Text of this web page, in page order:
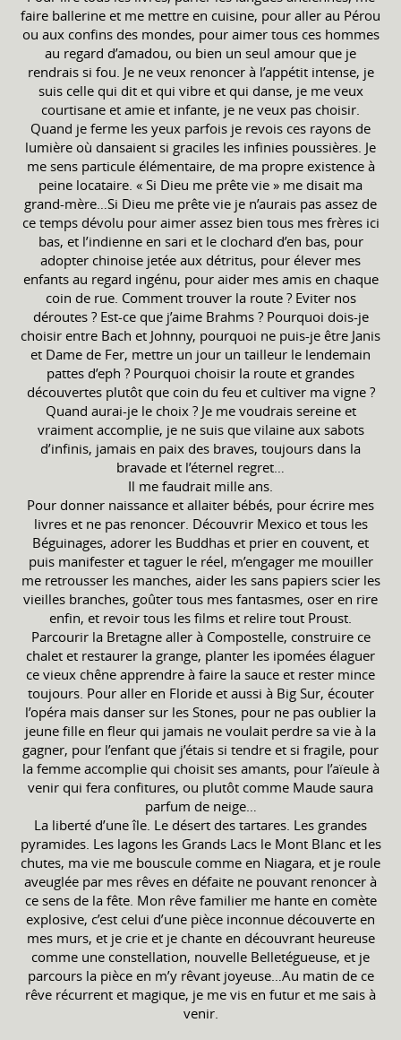
faire ballerine et me mettre en cuisine, pour aller au Pérou
ou aux confins des mondes, pour aimer tous ces hommes
au regard d’amadou, ou bien un seul amour que je
rendrais si fou. Je ne veux renoncer à l’appétit intense, je
suis celle qui dit et qui vibre et qui danse, je me veux
courtisane et amie et infante, je ne veux pas choisir.
Quand je ferme les yeux parfois je revois ces rayons de
lumière où dansaient si graciles les infinies poussières. Je
me sens particule élémentaire, de ma propre existence à
peine locataire. « Si Dieu me prête vie » me disait ma
grand-mère…Si Dieu me prête vie je n’aurais pas assez de
ce temps dévolu pour aimer assez bien tous mes frères ici
bas, et l’indienne en sari et le clochard d’en bas, pour
adopter chinoise jetée aux détritus, pour élever mes
enfants au regard ingénu, pour aider mes amis en chaque
coin de rue. Comment trouver la route ? Eviter nos
déroutes ? Est-ce que j’aime Brahms ? Pourquoi dois-je
choisir entre Bach et Johnny, pourquoi ne puis-je être Janis
et Dame de Fer, mettre un jour un tailleur le lendemain
pattes d’eph ? Pourquoi choisir la route et grandes
découvertes plutôt que coin du feu et cultiver ma vigne ?
Quand aurai-je le choix ? Je me voudrais sereine et
vraiment accomplie, je ne suis que vilaine aux sabots
d’infinis, jamais en paix des braves, toujours dans la
bravade et l’éternel regret…
Il me faudrait mille ans.
Pour donner naissance et allaiter bébés, pour écrire mes
livres et ne pas renoncer. Découvrir Mexico et tous les
Béguinages, adorer les Buddhas et prier en couvent, et
puis manifester et taguer le réel, m’engager me mouiller
me retrousser les manches, aider les sans papiers scier les
vieilles branches, goûter tous mes fantasmes, oser en rire
enfin, et revoir tous les films et relire tout Proust.
Parcourir la Bretagne aller à Compostelle, construire ce
chalet et restaurer la grange, planter les ipomées élaguer
ce vieux chêne apprendre à faire la sauce et rester mince
toujours. Pour aller en Floride et aussi à Big Sur, écouter
l’opéra mais danser sur les Stones, pour ne pas oublier la
jeune fille en fleur qui jamais ne voulait perdre sa vie à la
gagner, pour l’enfant que j’étais si tendre et si fragile, pour
la femme accomplie qui choisit ses amants, pour l’aïeule à
venir qui fera confitures, ou plutôt comme Maude saura
parfum de neige…
La liberté d’une île. Le désert des tartares. Les grandes
pyramides. Les lagons les Grands Lacs le Mont Blanc et les
chutes, ma vie me bouscule comme en Niagara, et je roule
aveuglée par mes rêves en défaite ne pouvant renoncer à
ce sens de la fête. Mon rêve familier me hante en comète
explosive, c’est celui d’une pièce inconnue découverte en
mes murs, et je crie et je chante en découvrant heureuse
comme une constellation, nouvelle Belletégueuse, et je
parcours la pièce en m’y rêvant joyeuse…Au matin de ce
rêve récurrent et magique, je me vis en futur et me sais à
venir.